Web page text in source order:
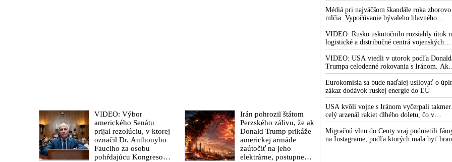
Irán pohrozil štátom
Perzského zálivu, že ak
Donald Trump prikáže
americkej armáde
zaútočiť na jeho
elektrárne, postupne
VIDEO: Výbor
amerického Senátu
prijal rezolúciu, v ktorej
označil Dr. Anthonyho
Fauciho za osobu
pohŕdajúcu Kongresom.
do zimy pravdepodobne neskončí
krivenia reality
Médiá pri najväčšom škandále roka zborovo
mlčia. Vypočúvanie bývaleho hlavného
lekárskeho poradcu Bieleho domu
Fauciho pred výborom amerického Senátu
väčšina médií ignorovala
VIDEO: Rusko uskutočnilo rozsiahly útok
logistické a distribučné centrá vojenských
dodávok na Ukrajine. Ukrajinská
obrana nedokázala počas ničivého nočného
útoku na Kyjev a jeho okolie zachytiť ani
jednu ruskú raketu
VIDEO: USA viedli v utorok podľa
Trumpa celodenné rokovania s Iránom. Ak
zlyhajú, sľubuje tvrdý vojenský zásah proti
Teheránu
Eurokomisia sa bude naďalej usilovať o
zákaz dodávok ruskej energie do EÚ
USA kvôli vojne s Iránom vyčerpali takmer
celý arzenál rakiet dlhého doletu, čo v
Pentagóne a Trumpovej administratíve
vyvoláva vážne obavy o bojaschopnosť
americkej armády v prípade vypuknutia
Migračnú vlnu do Ceuty vraj podnietili
na Instagrame, podľa ktorých mala byť